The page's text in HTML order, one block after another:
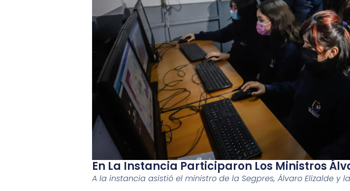
En La Instancia Participaron Los Ministros
A la instancia asistió el ministro de la Segpres, Álvaro Elizalde y